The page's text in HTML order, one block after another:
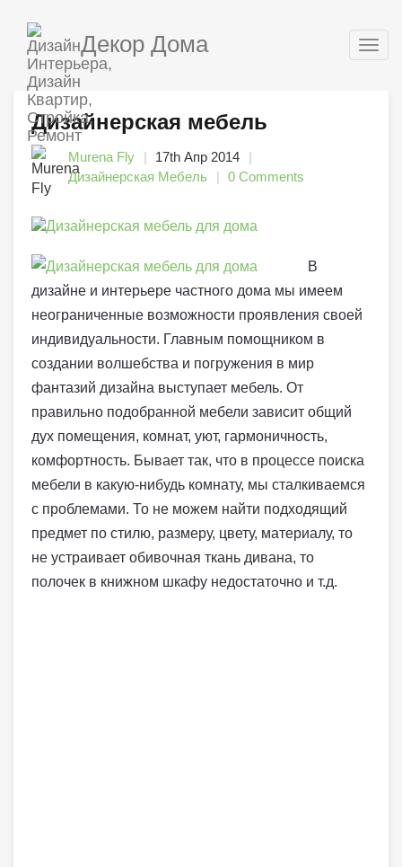
Декор Дома
Дизайнерская мебель
Murena Fly
17th Апр 2014
Дизайнерская Мебель
0 Comments
В
дизайне и интерьере частного дома мы имеем
неограниченные возможности проявления своей
индивидуальности. Главным помощником в
создании волшебства и погружения в мир
фантазий дизайна выступает мебель. От
правильно подобранной мебели зависит общий
дух помещения, комнат, уют, гармоничность,
комфортность. Бывает так, что в процессе поиска
мебели в какую-нибудь комнату, мы сталкиваемся
с проблемами. То не можем найти подходящий
предмет по стилю, размеру, цвету, материалу, то
не устраивает обивочная ткань дивана, то
полочек в книжном шкафу недостаточно и т.д.